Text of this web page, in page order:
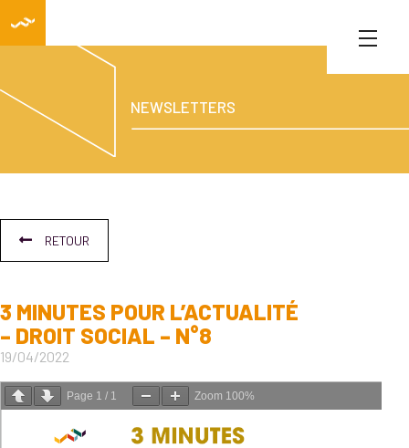
NEWSLETTERS
RETOUR
3 MINUTES POUR L’ACTUALITÉ
– DROIT SOCIAL – N°8
19/04/2022
Page 1 / 1 Zoom 100%